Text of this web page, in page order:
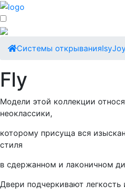
Cистемы открыванияIsy
Fly
Модели этой коллекции
неоклассики,
которому присуща вся
стиля
в сдержанном и лаконичном
Двери подчеркивают легкость